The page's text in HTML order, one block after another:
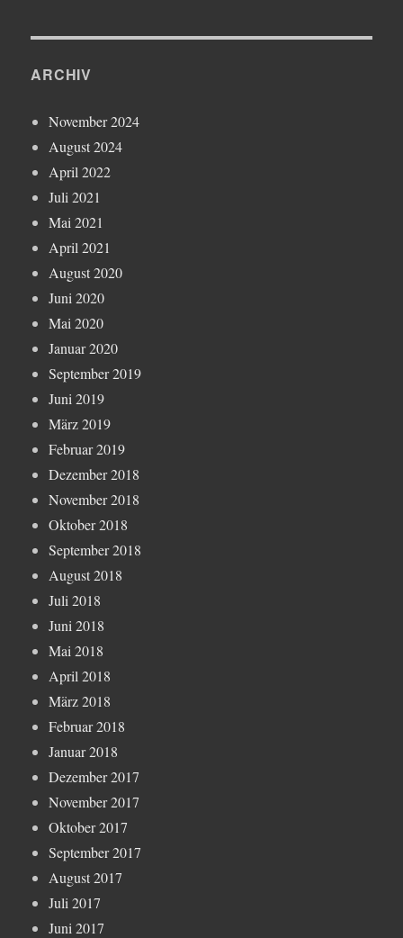
ARCHIV
November 2024
August 2024
April 2022
Juli 2021
Mai 2021
April 2021
August 2020
Juni 2020
Mai 2020
Januar 2020
September 2019
Juni 2019
März 2019
Februar 2019
Dezember 2018
November 2018
Oktober 2018
September 2018
August 2018
Juli 2018
Juni 2018
Mai 2018
April 2018
März 2018
Februar 2018
Januar 2018
Dezember 2017
November 2017
Oktober 2017
September 2017
August 2017
Juli 2017
Juni 2017